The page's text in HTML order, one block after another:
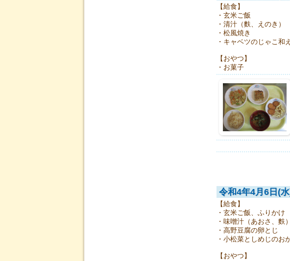
【給食】
・玄米ご飯
・清汁（麩、えのき）
・松風焼き
・キャベツのじゃこ和え
【おやつ】
・お菓子
令和4年4月6日(
【給食】
・玄米ご飯、ふりかけ
・味噌汁（あおさ、麩）
・高野豆腐の卵とじ
・小松菜としめじのお
【おやつ】